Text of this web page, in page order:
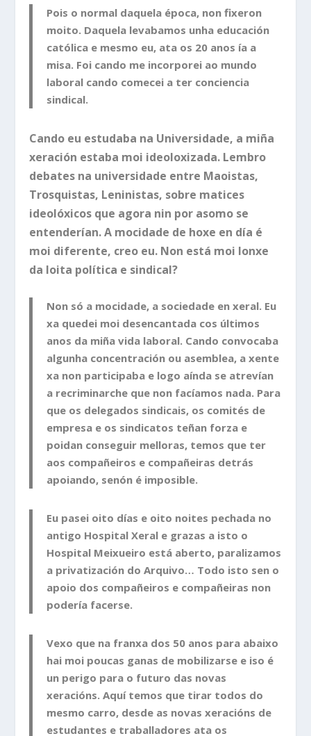
Pois o normal daquela época, non fixeron
moito. Daquela levabamos unha educación
católica e mesmo eu, ata os 20 anos ía a
misa. Foi cando me incorporei ao mundo
laboral cando comecei a ter conciencia
sindical.
Cando eu estudaba na Universidade, a miña
xeración estaba moi ideoloxizada. Lembro
debates na universidade entre Maoistas,
Trosquistas, Leninistas, sobre matices
ideolóxicos que agora nin por asomo se
entenderían. A mocidade de hoxe en día é
moi diferente, creo eu. Non está moi lonxe
da loita política e sindical?
Non só a mocidade, a sociedade en xeral. Eu
xa quedei moi desencantada cos últimos
anos da miña vida laboral. Cando convocaba
algunha concentración ou asemblea, a xente
xa non participaba e logo aínda se atrevían
a recriminarche que non facíamos nada. Para
que os delegados sindicais, os comités de
empresa e os sindicatos teñan forza e
poidan conseguir melloras, temos que ter
aos compañeiros e compañeiras detrás
apoiando, senón é imposible.
Eu pasei oito días e oito noites pechada no
antigo Hospital Xeral e grazas a isto o
Hospital Meixueiro está aberto, paralizamos
a privatización do Arquivo… Todo isto sen o
apoio dos compañeiros e compañeiras non
podería facerse.
Vexo que na franxa dos 50 anos para abaixo
hai moi poucas ganas de mobilizarse e iso é
un perigo para o futuro das novas
xeracións. Aquí temos que tirar todos do
mesmo carro, desde as novas xeracións de
estudantes e traballadores ata os